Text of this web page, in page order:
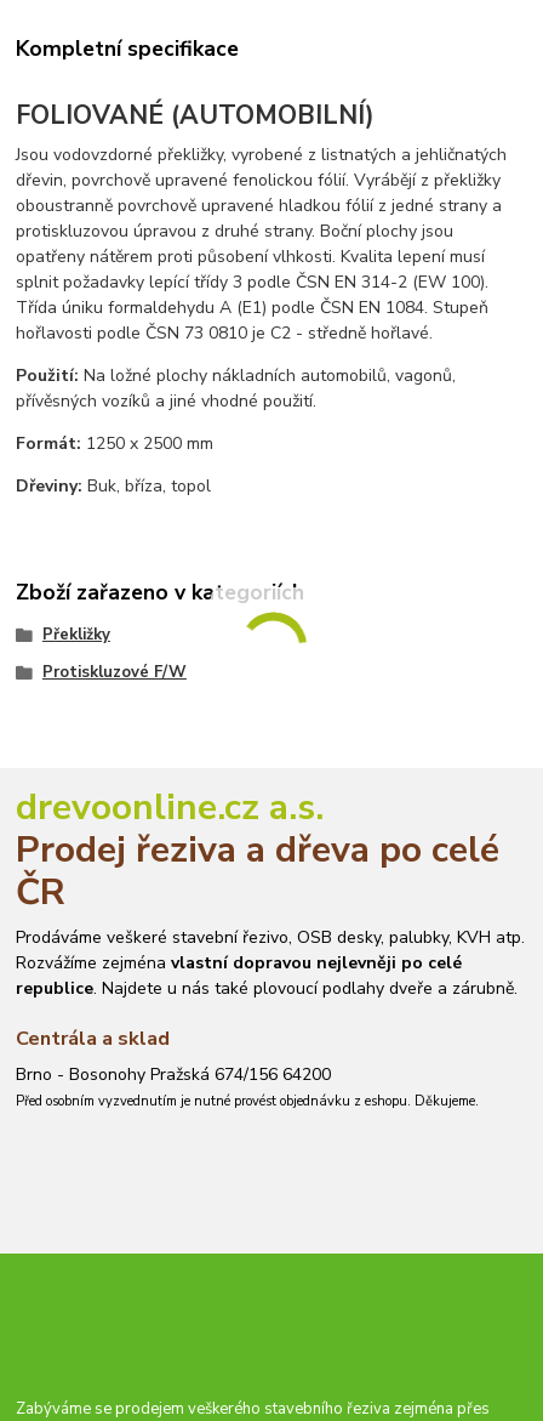
Kompletní specifikace
FOLIOVANÉ (AUTOMOBILNÍ)
Jsou vodovzdorné překližky, vyrobené z listnatých a jehličnatých
dřevin, povrchově upravené fenolickou fólií. Vyrábějí z překližky
oboustranně povrchově upravené hladkou fólií z jedné strany a
protiskluzovou úpravou z druhé strany. Boční plochy jsou
opatřeny nátěrem proti působení vlhkosti. Kvalita lepení musí
splnit požadavky lepící třídy 3 podle ČSN EN 314-2 (EW 100).
Třída úniku formaldehydu A (E1) podle ČSN EN 1084. Stupeň
hořlavosti podle ČSN 73 0810 je C2 - středně hořlavé.
Použití:Na ložné plochy nákladních automobilů, vagonů,
přívěsných vozíků a jiné vhodné použití.
Formát: 1250 x 2500 mm
Dřeviny: Buk, bříza, topol
Zboží zařazeno v kategoriích
Překližky
Protiskluzové F/W
drevoonline.cz a.s.
Prodej řeziva a dřeva po celé
ČR
Prodáváme veškeré stavební řezivo, OSB desky, palubky, KVH atp.
Rozvážíme zejménavlastní dopravou nejlevněji po celé
republice. Najdete u nás také plovoucí podlahy dveře a zárubně.
Centrála a sklad
Brno - Bosonohy Pražská 674/156 64200
Před osobním vyzvednutím je nutné provést objednávku z eshopu. Děkujeme.
Zabýváme se prodejem veškerého stavebního řeziva zejména přes